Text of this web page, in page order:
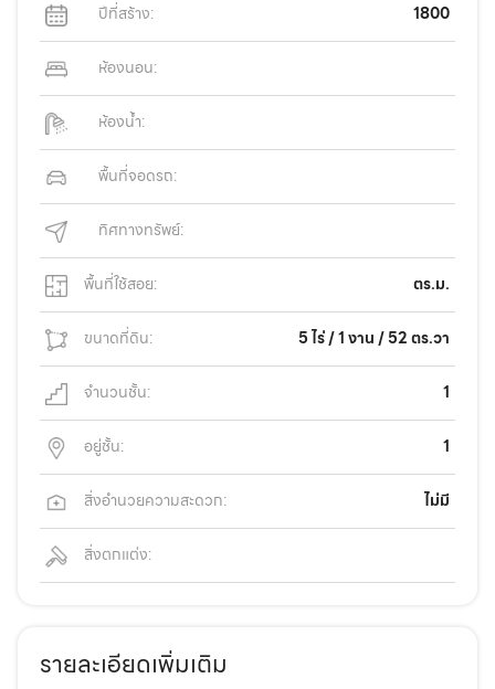
ปีที่สร้าง: 1800
ห้องนอน:
ห้องน้ำ:
พื้นที่จอดรถ:
ทิศทางทรัพย์:
พื้นที่ใช้สอย: ตร.ม.
ขนาดที่ดิน: 5 ไร่ / 1 งาน / 52 ตร.วา
จำนวนชั้น: 1
อยู่ชั้น: 1
สิ่งอำนวยความสะดวก: ไม่มี
สิ่งตกแต่ง:
รายละเอียดเพิ่มเติม